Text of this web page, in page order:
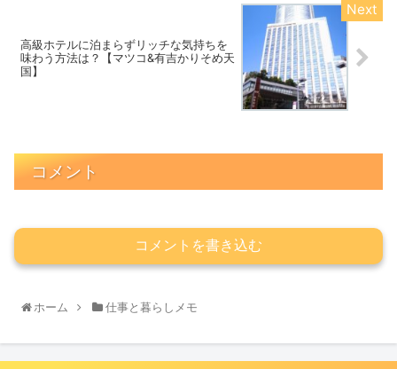
高級ホテルに泊まらずリッチな気持ちを
味わう方法は？【マツコ&有吉かりそめ天
国】
コメント
コメントを書き込む
ホーム 仕事と暮らしメモ